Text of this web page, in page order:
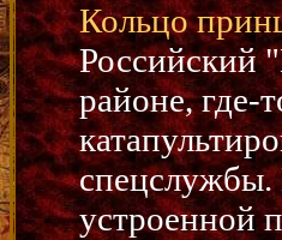
Кольцо
Российский
районе, где-
спецслужбы.
устроенной